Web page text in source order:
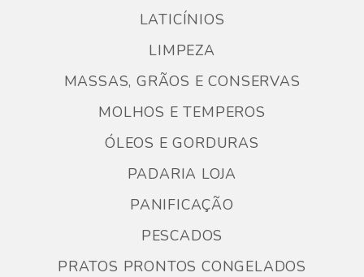
LATICÍNIOS
LIMPEZA
MASSAS, GRÃOS E CONSERVAS
MOLHOS E TEMPEROS
ÓLEOS E GORDURAS
PADARIA LOJA
PANIFICAÇÃO
PESCADOS
PRATOS PRONTOS CONGELADOS